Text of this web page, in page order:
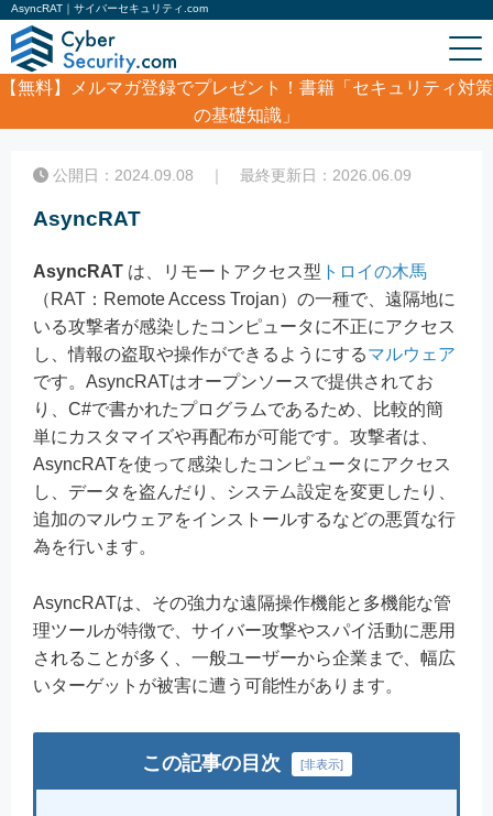
AsyncRAT｜サイバーセキュリティ.com
【無料】
メルマガ登録でプレゼント！書籍「セキュリティ対策
の基礎知識」
AsyncRAT
公開日：2024.09.08 ｜ 最終更新日：2026.06.09
AsyncRAT
AsyncRAT は、リモートアクセス型 トロイの木馬
（RAT：Remote Access Trojan）の一種で、遠隔地に
いる攻撃者が感染したコンピュータに不正にアクセス
し、情報の盗取や操作ができるようにするマルウェア
です。AsyncRATはオープンソースで提供されてお
り、C#で書かれたプログラムであるため、比較的簡
単にカスタマイズや再配布が可能です。攻撃者は、
AsyncRATを使って感染したコンピュータにアクセス
し、データを盗んだり、システム設定を変更したり、
追加のマルウェアをインストールするなどの悪質な行
為を行います。
AsyncRATは、その強力な遠隔操作機能と多機能な管
理ツールが特徴で、サイバー攻撃やスパイ活動に悪用
されることが多く、一般ユーザーから企業まで、幅広
いターゲットが被害に遭う可能性があります。
この記事の目次 [非表示]